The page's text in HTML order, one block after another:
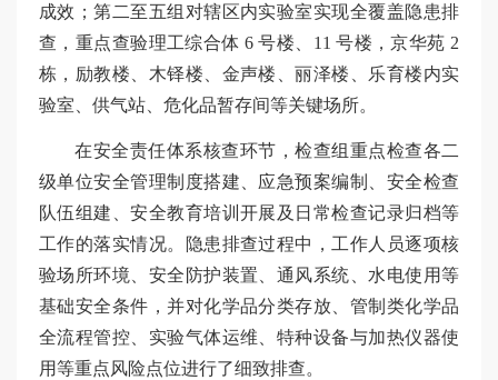
成效；第二至五组对辖区内实验室实现全覆盖隐患排
查，重点查验理工综合体 6 号楼、11 号楼，京华苑 2
栋，励教楼、木铎楼、金声楼、丽泽楼、乐育楼内实
验室、供气站、危化品暂存间等关键场所。
在安全责任体系核查环节，检查组重点检查各二
级单位安全管理制度搭建、应急预案编制、安全检查
队伍组建、安全教育培训开展及日常检查记录归档等
工作的落实情况。隐患排查过程中，工作人员逐项核
验场所环境、安全防护装置、通风系统、水电使用等
基础安全条件，并对化学品分类存放、管制类化学品
全流程管控、实验气体运维、特种设备与加热仪器使
用等重点风险点位进行了细致排查。